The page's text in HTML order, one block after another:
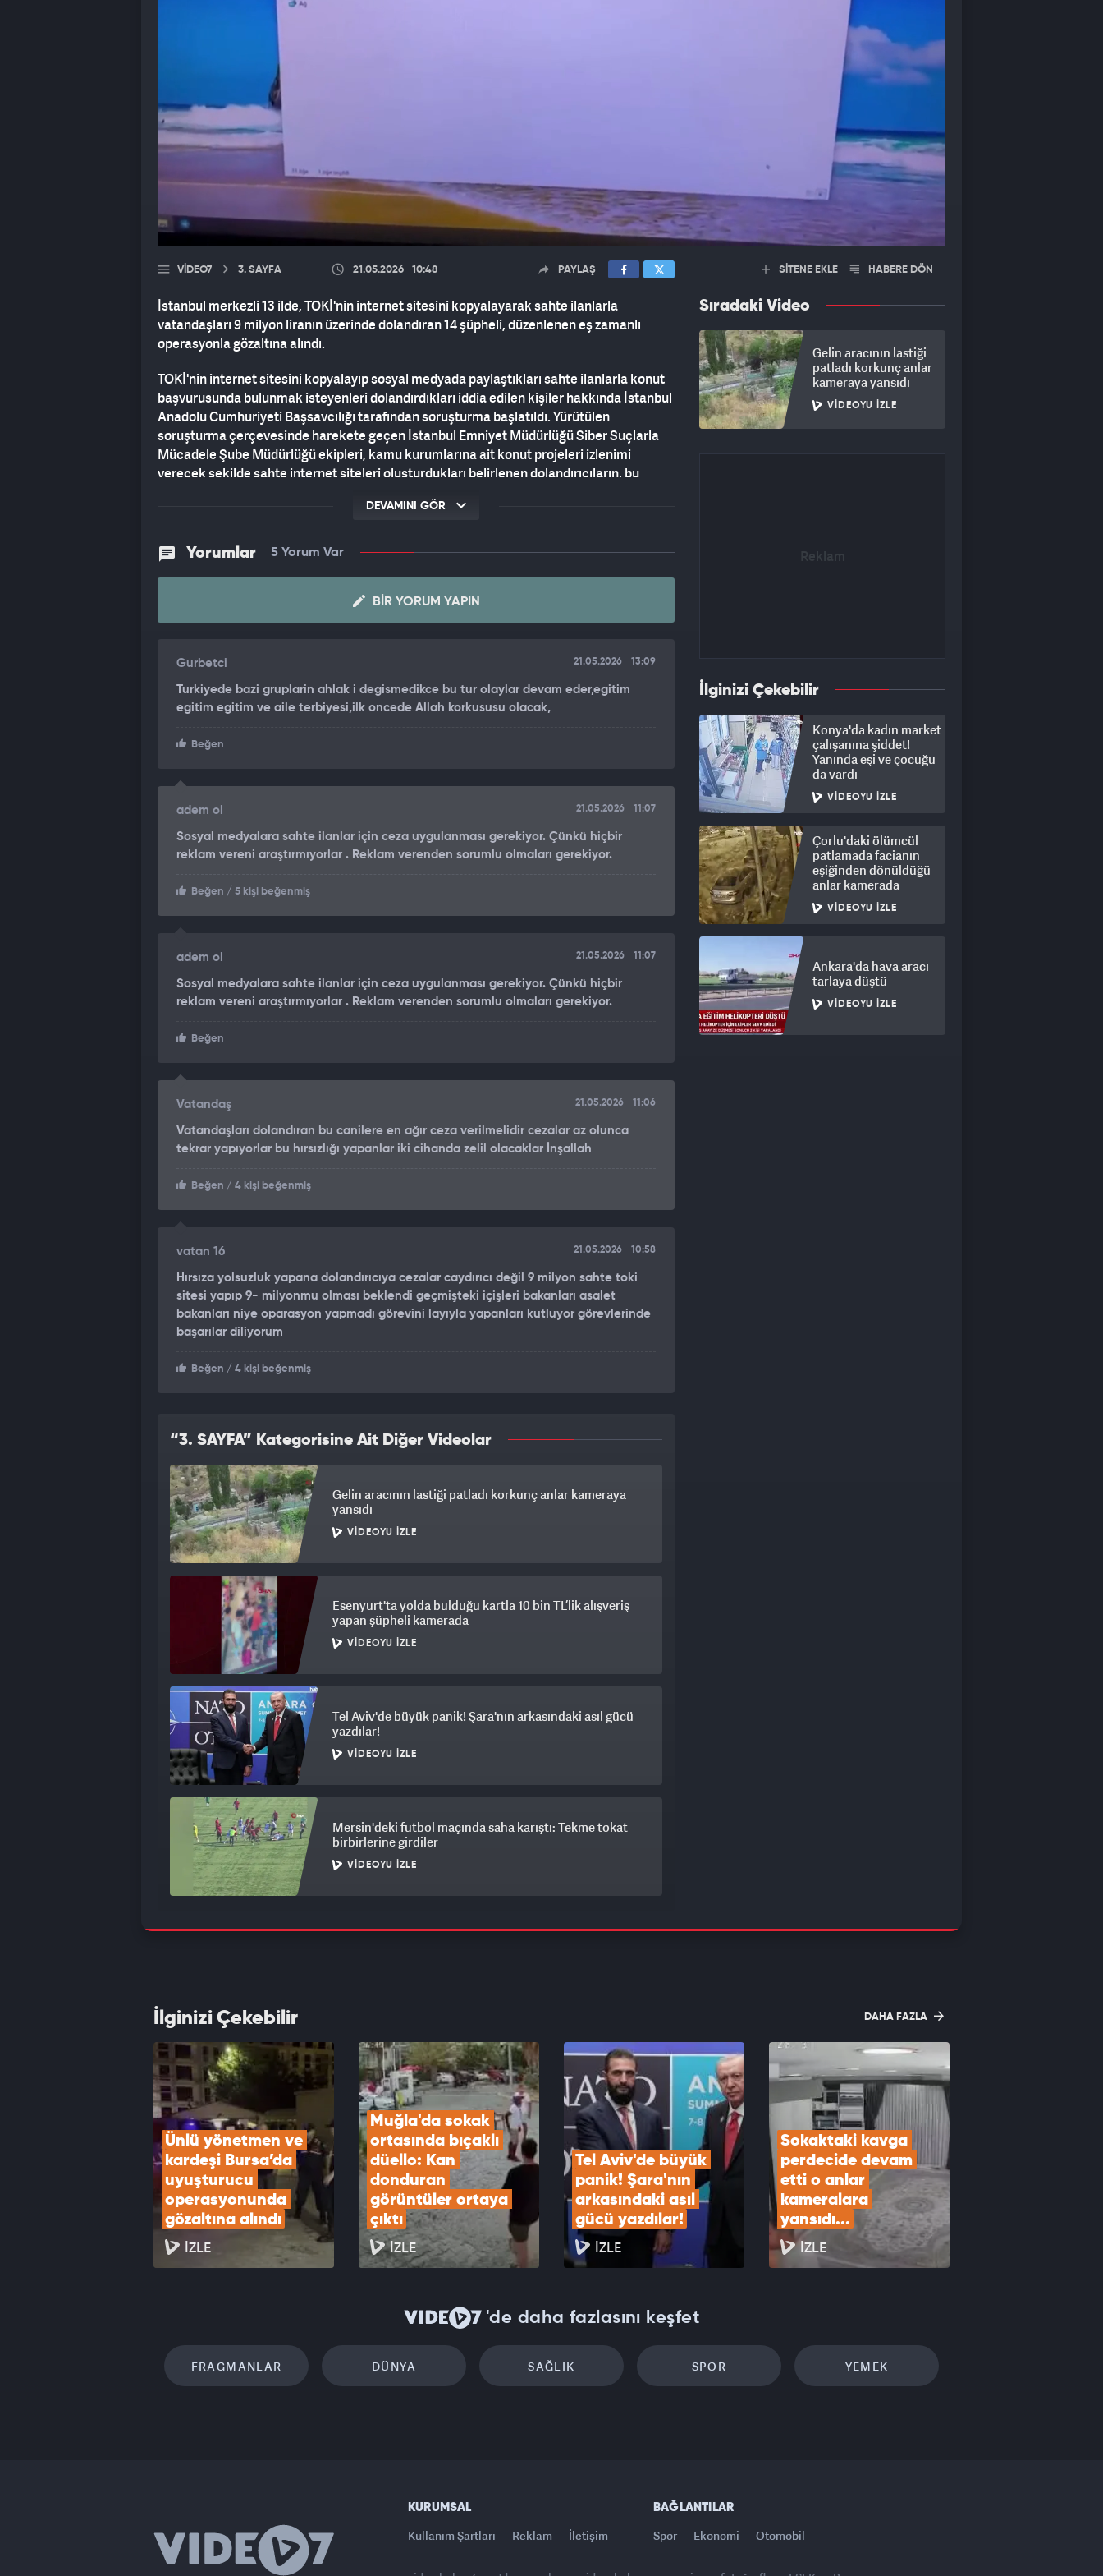
VIDEO7 3. SAYFA 21.05.2026 10:48 PAYLAŞ
İstanbul merkezli 13 ilde, TOKİ'nin internet sitesini kopyalayarak sahte ilanlarla
vatandaşları 9 milyon liranın üzerinde dolandıran 14 şüpheli, düzenlenen eş zamanlı
operasyonla gözaltına alındı.
TOKİ'nin internet sitesini kopyalayıp sosyal medyada paylaştıkları sahte ilanlarla konut
başvurusunda bulunmak isteyenleri dolandırdıkları iddia edilen kişiler hakkında İstanbul
Anadolu Cumhuriyeti Başsavcılığı tarafından soruşturma başlatıldı. Yürütülen
soruşturma çerçevesinde harekete geçen İstanbul Emniyet Müdürlüğü Siber Suçlarla
Mücadele Şube Müdürlüğü ekipleri, kamu kurumlarına ait konut projeleri izlenimi
verecek şekilde sahte internet siteleri oluşturdukları belirlenen dolandırıcıların, bu
EŞ ZAMANLI OPERASYON BAŞLATILDI
Yapılan teknik ve fiziki takibin ardından, dolandırıcılık faaliyetlerini gerçekleştirdikleri
saptanan şebeke üyelerinin yakalanması için eş zamanlı operasyon başlatıldı. İstanbul,
Adana, Adıyaman, Ankara, Antalya, Bursa, Diyarbakır, İzmir, Kilis, Kırklareli, Mersin,
gözaltına alındı. Yakalanan zanlılar sorgulanmak üzere İstanbul Emniyet Müdürlüğü'ne
DEVAMINI GÖR
Yorumlar 5 Yorum Var
BIR YORUM YAPIN
Gurbetci 21.05.2026 13:09
Turkiyede bazi gruplarin ahlak i degismedikce bu tur olaylar devam eder,egitim
egitim egitim ve aile terbiyesi,ilk oncede Allah korkususu olacak,
Beğen
adem ol 21.05.2026 11:07
Sosyal medyalara sahte ilanlar için ceza uygulanması gerekiyor. Çünkü hiçbir
reklam vereni araştırmıyorlar . Reklam verenden sorumlu olmaları gerekiyor.
Beğen / 5 kişi beğenmiş
adem ol 21.05.2026 11:07
Sosyal medyalara sahte ilanlar için ceza uygulanması gerekiyor. Çünkü hiçbir
reklam vereni araştırmıyorlar . Reklam verenden sorumlu olmaları gerekiyor.
Beğen
Vatandaş 21.05.2026 11:06
Vatandaşları dolandıran bu canilere en ağır ceza verilmelidir cezalar az olunca
tekrar yapıyorlar bu hırsızlığı yapanlar iki cihanda zelil olacaklar İnşallah
Beğen / 4 kişi beğenmiş
vatan 16 21.05.2026 10:58
Hırsıza yolsuzluk yapana dolandırıcıya cezalar caydırıcı değil 9 milyon sahte toki
sitesi yapıp 9- milyonmu olması beklendi geçmişteki içişleri bakanları asalet
bakanları niye oparasyon yapmadı görevini layıyla yapanları kutluyor görevlerinde
başarılar diliyorum
Beğen / 4 kişi beğenmiş
“3. SAYFA” Kategorisine Ait Diğer Videolar
Gelin aracının lastiği patladı korkunç anlar kameraya
yansıdı
VIDEOYU İZLE
Esenyurt'ta yolda bulduğu kartla 10 bin TL’lik alışveriş
yapan şüpheli kamerada
VIDEOYU İZLE
Tel Aviv'de büyük panik! Şara'nın arkasındaki asıl gücü
yazdılar!
VIDEOYU İZLE
Mersin'deki futbol maçında saha karıştı: Tekme tokat
birbirlerine girdiler
VIDEOYU İZLE
Bursa'da köprülü kavşakta feci kaza: 3 ölü, 2 ağır yaralı
VIDEOYU İZLE
SİTENE EKLE HABERE DÖN
Sıradaki Video
Gelin aracının lastiği
patladı korkunç anlar
kameraya yansıdı
VIDEOYU İZLE
İlginizi Çekebilir
Konya'da kadın market
çalışanına şiddet!
Yanında eşi ve çocuğu
da vardı
VIDEOYU İZLE
Çorlu'daki ölümcül
patlamada facianın
eşiğinden dönüldüğü
anlar kamerada
VIDEOYU İZLE
Ankara'da hava aracı
tarlaya düştü
VIDEOYU İZLE
İlginizi Çekebilir DAHA FAZLA
Ünlü yönetmen ve
kardeşi Bursa’da
uyuşturucu
operasyonunda
gözaltına alındı
İZLE
Muğla'da sokak
ortasında bıçaklı
düello: Kan
donduran
görüntüler ortaya
çıktı
İZLE
Tel Aviv'de büyük
panik! Şara'nın
arkasındaki asıl
gücü yazdılar!
İZLE
Sokaktaki kavga
perdecide devam
etti o anlar
kameralara
yansıdı...
İZLE
'de daha fazlasını keşfet
FRAGMANLAR DÜNYA SAĞLIK SPOR YEMEK
KURUMSAL
Kullanım Şartları Reklam İletişim
BAĞLANTILAR
Spor Ekonomi Otomobil